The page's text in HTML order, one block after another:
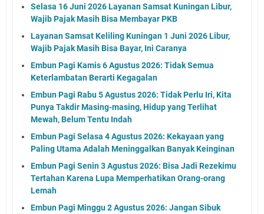
Selasa 16 Juni 2026 Layanan Samsat Kuningan Libur,
Wajib Pajak Masih Bisa Membayar PKB
Layanan Samsat Keliling Kuningan 1 Juni 2026 Libur,
Wajib Pajak Masih Bisa Bayar, Ini Caranya
Embun Pagi Kamis 6 Agustus 2026: Tidak Semua
Keterlambatan Berarti Kegagalan
Embun Pagi Rabu 5 Agustus 2026: Tidak Perlu Iri, Kita
Punya Takdir Masing-masing, Hidup yang Terlihat
Mewah, Belum Tentu Indah
Embun Pagi Selasa 4 Agustus 2026: Kekayaan yang
Paling Utama Adalah Meninggalkan Banyak Keinginan
Embun Pagi Senin 3 Agustus 2026: Bisa Jadi Rezekimu
Tertahan Karena Lupa Memperhatikan Orang-orang
Lemah
Embun Pagi Minggu 2 Agustus 2026: Jangan Sibuk